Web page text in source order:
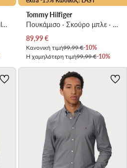
Πουκάμισο · Κόκκινο · Regular Fit
Tommy Hilfiger
Πουκάμισο · Σκούρο μπλε · Regular Fit
Τρέχουσα τιμή
89,99€
Κανονική τιμή99,99 €-10%
Η χαμηλότερη τιμή99,99 €-10%